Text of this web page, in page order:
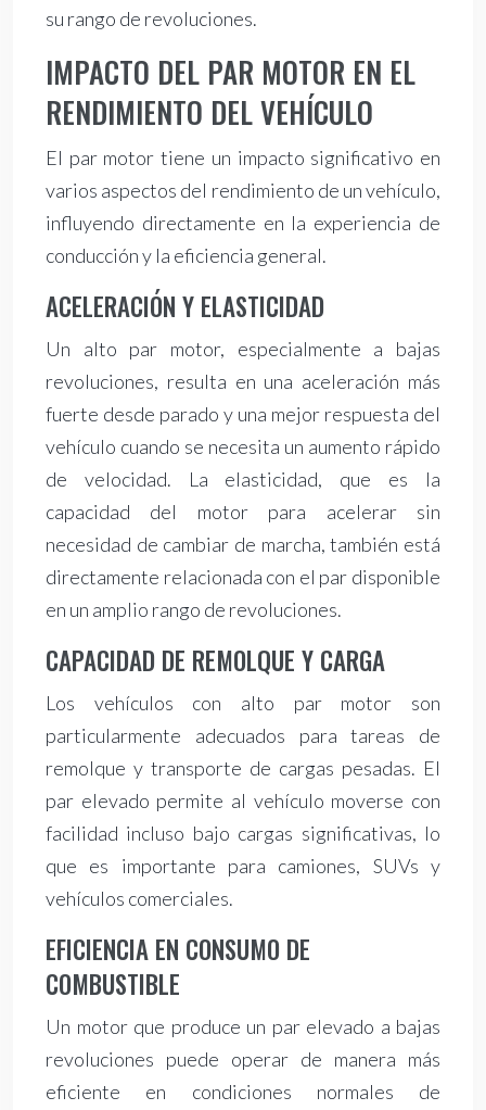
su rango de revoluciones.
IMPACTO DEL PAR MOTOR EN EL
RENDIMIENTO DEL VEHÍCULO
El par motor tiene un impacto significativo en
varios aspectos del rendimiento de un vehículo,
influyendo directamente en la experiencia de
conducción y la eficiencia general.
ACELERACIÓN Y ELASTICIDAD
Un alto par motor, especialmente a bajas
revoluciones, resulta en una aceleración más
fuerte desde parado y una mejor respuesta del
vehículo cuando se necesita un aumento rápido
de velocidad. La elasticidad, que es la
capacidad del motor para acelerar sin
necesidad de cambiar de marcha, también está
directamente relacionada con el par disponible
en un amplio rango de revoluciones.
CAPACIDAD DE REMOLQUE Y CARGA
Los vehículos con alto par motor son
particularmente adecuados para tareas de
remolque y transporte de cargas pesadas. El
par elevado permite al vehículo moverse con
facilidad incluso bajo cargas significativas, lo
que es importante para camiones, SUVs y
vehículos comerciales.
EFICIENCIA EN CONSUMO DE
COMBUSTIBLE
Un motor que produce un par elevado a bajas
revoluciones puede operar de manera más
eficiente en condiciones normales de